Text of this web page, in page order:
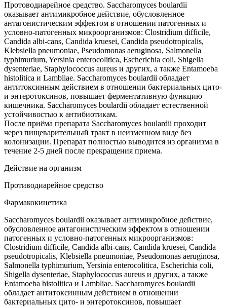
Протоводиарейное средство. Saccharomyces boulardii
оказывает антимикробное действие, обусловленное
антагонистическим эффектом в отношении патогенных и
условно-патогенных микроорганизмов: Clostridium difficile,
Candida albi-cans, Candida kruesei, Candida pseudotropicalis,
Klebsiella pneumoniae, Pseudomоnas aeruginosa, Salmonella
typhimurium, Yersinia enterocolitica, Escherichia coli, Shigella
dysenteriae, Staphylococcus aureus и других, а также Entamoeba
histolitica и Lambliae. Saccharomyces boulardii обладает
антитоксинным действием в отношении бактериальных цито-
и энтеротоксинов, повышает ферментативную функцию
кишечника. Saccharomyces boulardii обладает естественной
устойчивостью к антибиотикам.
После приёма препарата Saccharomyces boulardii проходит
через пищеварительный тракт в неизменном виде без
колонизации. Препарат полностью выводится из организма в
течение 2-5 дней после прекращения приема.
Действие на организм
Противодиарейное средство
Фармакокинетика
Saccharomyces boulardii оказывает антимикробное действие,
обусловленное антагонистическим эффектом в отношении
патогенных и условно-патогенных микроорганизмов:
Clostridium difficile, Candida albi-cans, Candida kruesei, Candida
pseudotropicalis, Klebsiella pneumoniae, Pseudomоnas aeruginosa,
Salmonella typhimurium, Yersinia enterocolitica, Escherichia coli,
Shigella dysenteriae, Staphylococcus aureus и других, а также
Entamoeba histolitica и Lambliae. Saccharomyces boulardii
обладает антитоксинным действием в отношении
бактериальных цито- и энтеротоксинов, повышает